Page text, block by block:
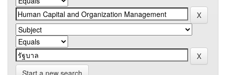
Start a new search